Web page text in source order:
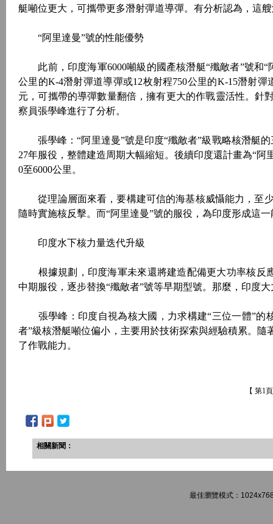
艇噸位更大，可攜帶更多潛射彈道導彈。有分析認為，這
“阿里達曼”號的性能優勢
此前，印度海軍6000噸級的國產核潛艇“殲敵者”號和“
公里的K-4潛射彈道導彈或12枚射程750公里的K-15潛射
元，可攜帶的導彈數量翻倍，擁有更大的作戰靈活性。針
察員張學峰進行了分析。
張學峰：“阿里達曼”號是印度“殲敵者”級戰略核潛艇的
27年服役，整體建造周期大幅縮短。後續印度還計畫為“
0至6000公里。
從理論層面來看，要構建可信的海基核威懾能力，至
隨時實施核反擊。而“阿里達曼”號的服役，為印度形成這
印度水下核力量迭代升級
根據規劃，印度海軍未來還將建造配備更大功率核反
中期服役，逐步替換“殲敵者”號等早期型號。那麼，印度
張學峰：印度自視為核大國，力求構建“三位一體”的
者”級核潛艇噸位偏小，主要用於技術探索與經驗積累。
了作戰能力。
【 第1
相關新聞：
最佳瀏覽模式：